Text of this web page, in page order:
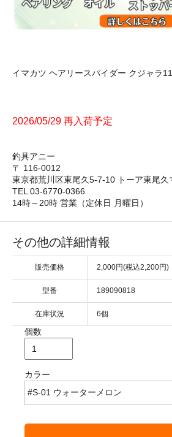
イマカツ ヘアリースパイダー クジャラ
2026/05/29 再入荷予定
釣具アニー
〒 116-0012
東京都荒川区東尾久5-7-10 トーア東尾久
TEL 03-6770-0366
14時～20時 営業（定休日 月曜日）
その他の詳細情報
販売価格 2,000円(税込2,200円)
型番 189090818
在庫状況 6個
個数
カラー